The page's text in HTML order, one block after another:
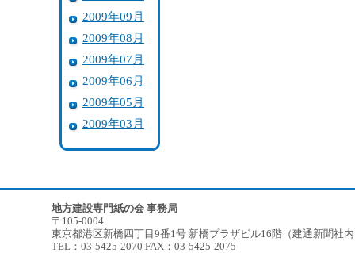
2009年09月
2009年08月
2009年07月
2009年06月
2009年05月
2009年03月
地方建設専門紙の会 事務局
〒105-0004
東京都港区新橋四丁目9番1号 新橋プラザビル16階（建通新聞社
TEL：03-5425-2070 FAX：03-5425-2075